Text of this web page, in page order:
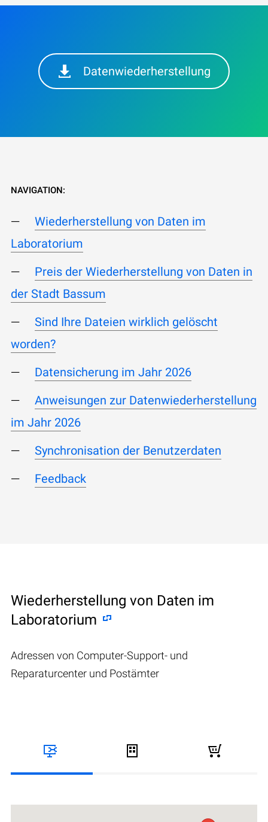
Datenwiederherstellung
NAVIGATION:
Wiederherstellung von Daten im
Laboratorium
Preis der Wiederherstellung von Daten in
der Stadt Bassum
Sind Ihre Dateien wirklich gelöscht
worden?
Datensicherung im Jahr 2026
Anweisungen zur Datenwiederherstellung
im Jahr 2026
Synchronisation der Benutzerdaten
Feedback
Wiederherstellung von Daten im
Laboratorium
Adressen von Computer-Support- und
Reparaturcenter und Postämter